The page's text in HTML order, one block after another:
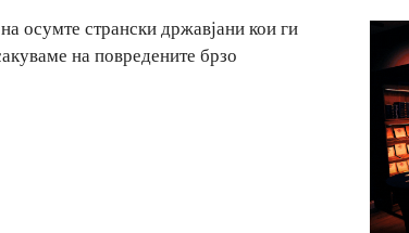
осумте странски државјани кои ги
на повредените брзо